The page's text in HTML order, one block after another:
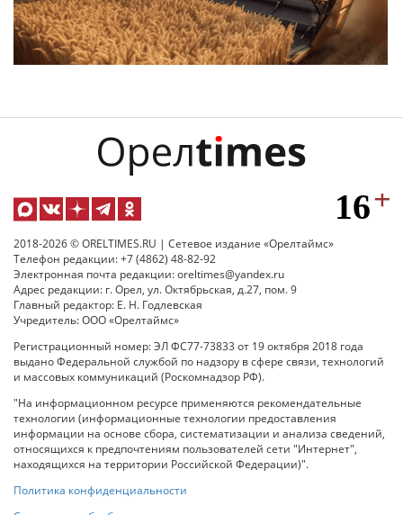
2018-2026 © ORELTIMES.RU | Сетевое издание «Орелтаймс»
Телефон редакции: +7 (4862) 48-82-92
Электронная почта редакции: oreltimes@yandex.ru
Адрес редакции: г. Орел, ул. Октябрьская, д.27, пом. 9
Главный редактор: Е. Н. Годлевская
Учредитель: ООО «Орелтаймс»
Регистрационный номер: ЭЛ ФС77-73833 от 19 октября 2018 года
выдано Федеральной службой по надзору в сфере связи, технологий
и массовых коммуникаций (Роскомнадзор РФ).
"На информационном ресурсе применяются рекомендательные
технологии (информационные технологии предоставления
информации на основе сбора, систематизации и анализа сведений,
относящихся к предпочтениям пользователей сети "Интернет",
находящихся на территории Российской Федерации)".
Политика конфиденциальности